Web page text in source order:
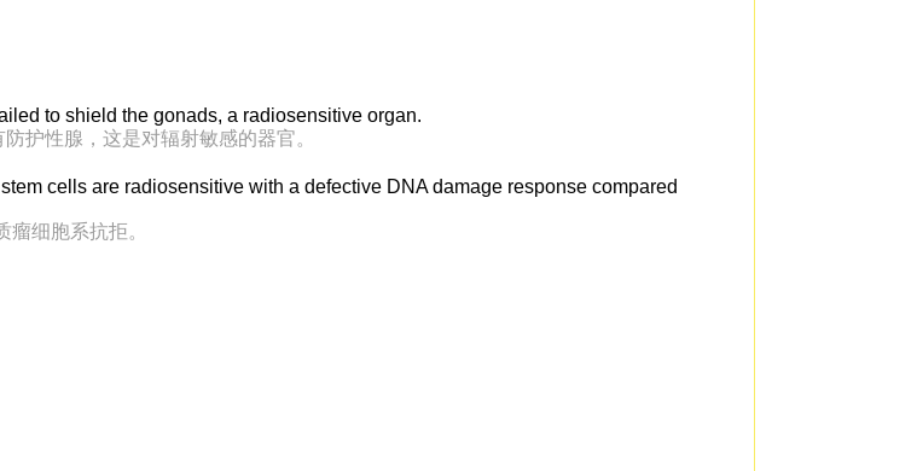
to shield the gonads, a radiosensitive organ.
护性腺，这是对辐射敏感的器官。
cells are radiosensitive with a defective DNA damage response compared
细胞系抗拒。